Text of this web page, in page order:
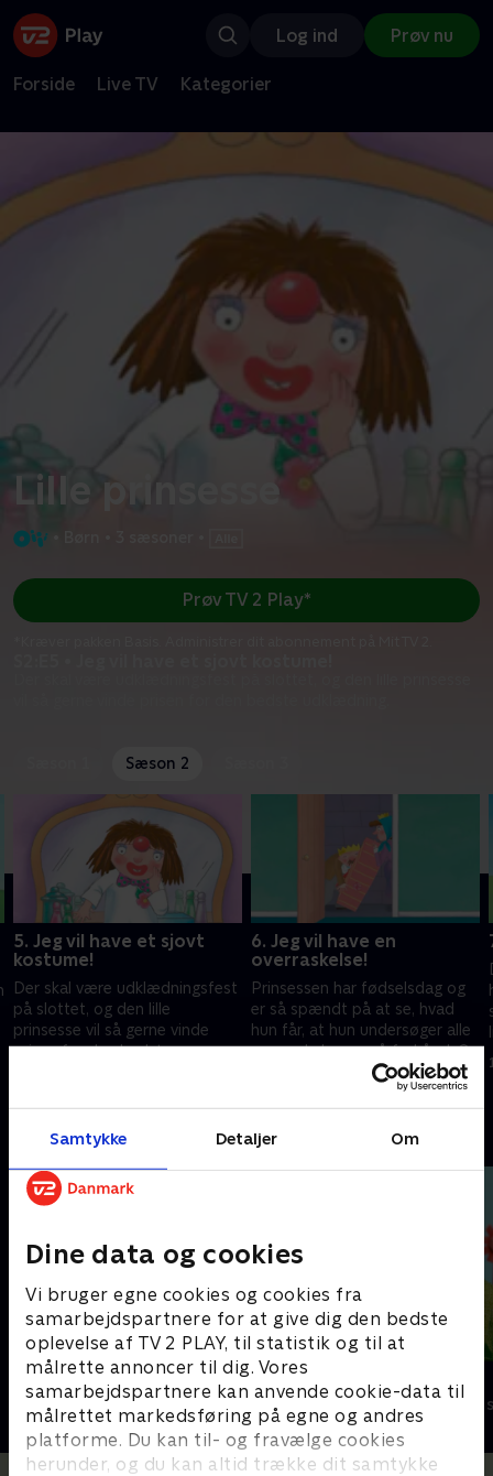
Samtykke Detaljer Om
Dine data og cookies
Vi bruger egne cookies og cookies fra
samarbejdspartnere for at give dig den bedste
oplevelse af TV 2 PLAY, til statistik og til at
målrette annoncer til dig. Vores
samarbejdspartnere kan anvende cookie-data til
målrettet markedsføring på egne og andres
platforme. Du kan til- og fravælge cookies
herunder, og du kan altid trække dit samtykke
Log ind Prøv nu
Forside Live TV Kategorier
Lille prinsesse
Prøv TV 2 Play*
Sæson 2
5. Jeg vil have et sjovt
kostume!
Der skal være udklædningsfest
på slottet, og den lille
prinsesse vil så gerne vinde
prisen for den bedste
6. Jeg vil have en
overraskelse!
Prinsessen har fødselsdag og
er så spændt på at se, hvad
hun får, at hun undersøger alle
overraskelserne på forhånd. Og
så er det jo slet ikke
1. november 2016 • 11 min
Andre så også
Stor & Lille
Børneserier • 1 sæsoner
Lillefinger
Børneserier •